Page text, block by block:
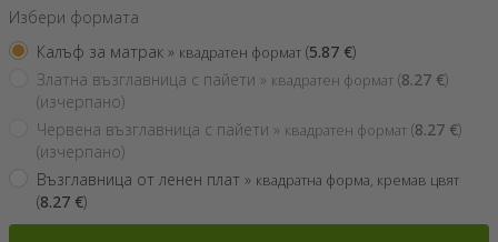
Избери формата
Калъф за матрак » квадратен формат (5.87 €)
Златна възглавница с пайети » квадратен формат (8.27 €)
(изчерпано)
Червена възглавница с пайети » квадратен формат (8.27 €)
(изчерпано)
Възглавница от ленен плат » квадратна форма, кремав цвят
(8.27 €)